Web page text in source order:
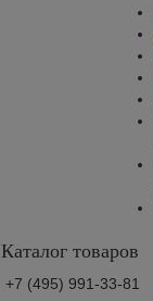
Каталог товаров
+7 (495) 991-33-81